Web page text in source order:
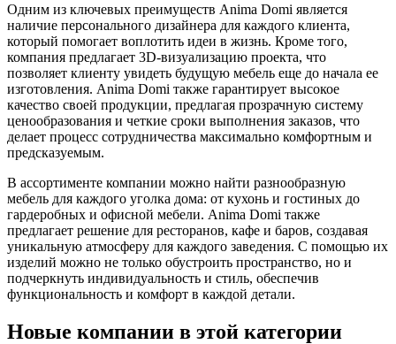
Одним из ключевых преимуществ Anima Domi является
наличие персонального дизайнера для каждого клиента,
который помогает воплотить идеи в жизнь. Кроме того,
компания предлагает 3D-визуализацию проекта, что
позволяет клиенту увидеть будущую мебель еще до начала ее
изготовления. Anima Domi также гарантирует высокое
качество своей продукции, предлагая прозрачную систему
ценообразования и четкие сроки выполнения заказов, что
делает процесс сотрудничества максимально комфортным и
предсказуемым.
В ассортименте компании можно найти разнообразную
мебель для каждого уголка дома: от кухонь и гостиных до
гардеробных и офисной мебели. Anima Domi также
предлагает решение для ресторанов, кафе и баров, создавая
уникальную атмосферу для каждого заведения. С помощью их
изделий можно не только обустроить пространство, но и
подчеркнуть индивидуальность и стиль, обеспечив
функциональность и комфорт в каждой детали.
Новые компании в этой категории